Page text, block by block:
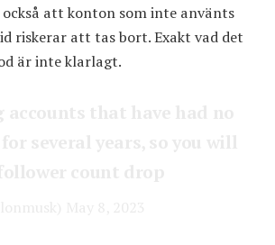
att konton som inte använts
riskerar att tas bort. Exakt vad det
är inte klarlagt.